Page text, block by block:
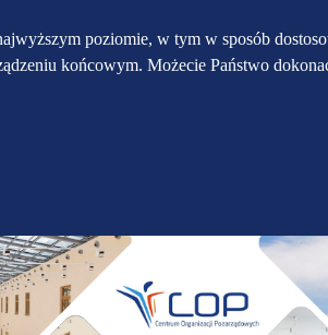
poziomie, w tym w sposób
końcowym. Możecie Państwo
do głównego
menu
do treści
do mapy
serwisu